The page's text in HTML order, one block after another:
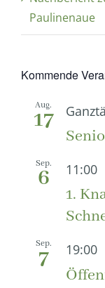
Paulinenaue
Kommende
Aug.
17
Sep.
6 11:00
1.
Sep.
7 19:00